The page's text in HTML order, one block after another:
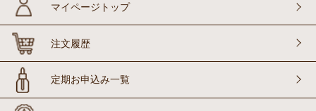
マイページトップ
注文履歴
定期お申込み一覧